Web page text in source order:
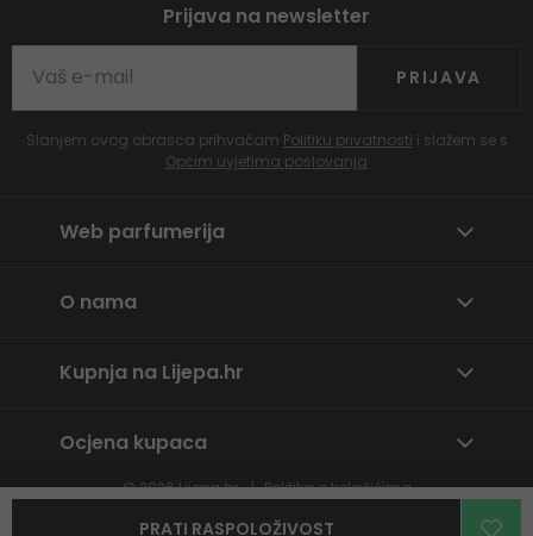
PRATI RASPOLOŽIVOST
Prijava na newsletter
PRIJAVA
Slanjem ovog obrasca prihvaćam Politiku privatnosti i slažem se s
Općim uvjetima poslovanja
Web parfumerija
O nama
Kupnja na Lijepa.hr
Ocjena kupaca
© 2026Lijepa.hr
Politika o kolačićima